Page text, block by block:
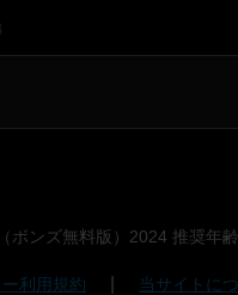
ボンズ無料版）2024 推奨年
利用規約 当サイトに